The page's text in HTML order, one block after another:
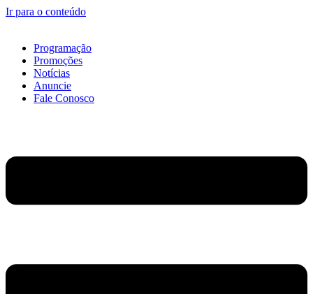
Ir para o conteúdo
Programação
Promoções
Notícias
Anuncie
Fale Conosco